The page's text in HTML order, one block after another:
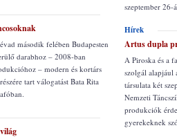
második felében Budapesten
darabhoz – 2008-ban
– modern és kortárs
tart válogatást Bata Rita
szeptember 26-
Hírek
Artus dupla
A Piroska és a
szolgál alapjául
társulata két
Nemzeti
produkciók
gyerekeknek